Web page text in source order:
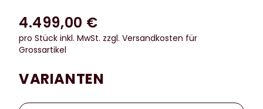
4.499,00 €
pro Stück inkl. MwSt. zzgl. Versandkosten für
Grossartikel
VARIANTEN